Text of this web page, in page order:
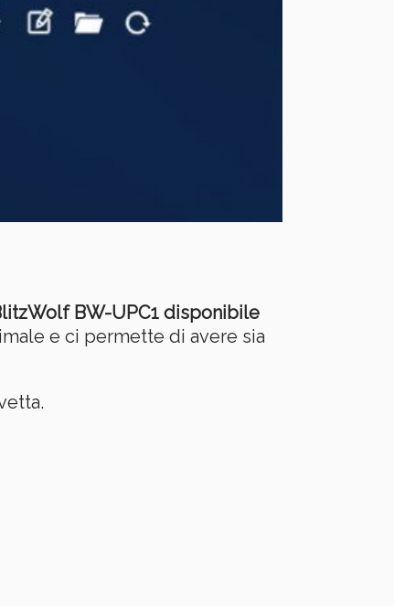
BW-UPC1 disponibile
e ci permette di avere sia